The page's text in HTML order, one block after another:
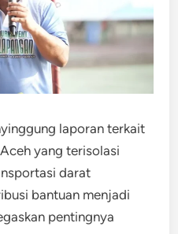
laporan terkait
yang terisolasi
darat
bantuan menjadi
pentingnya